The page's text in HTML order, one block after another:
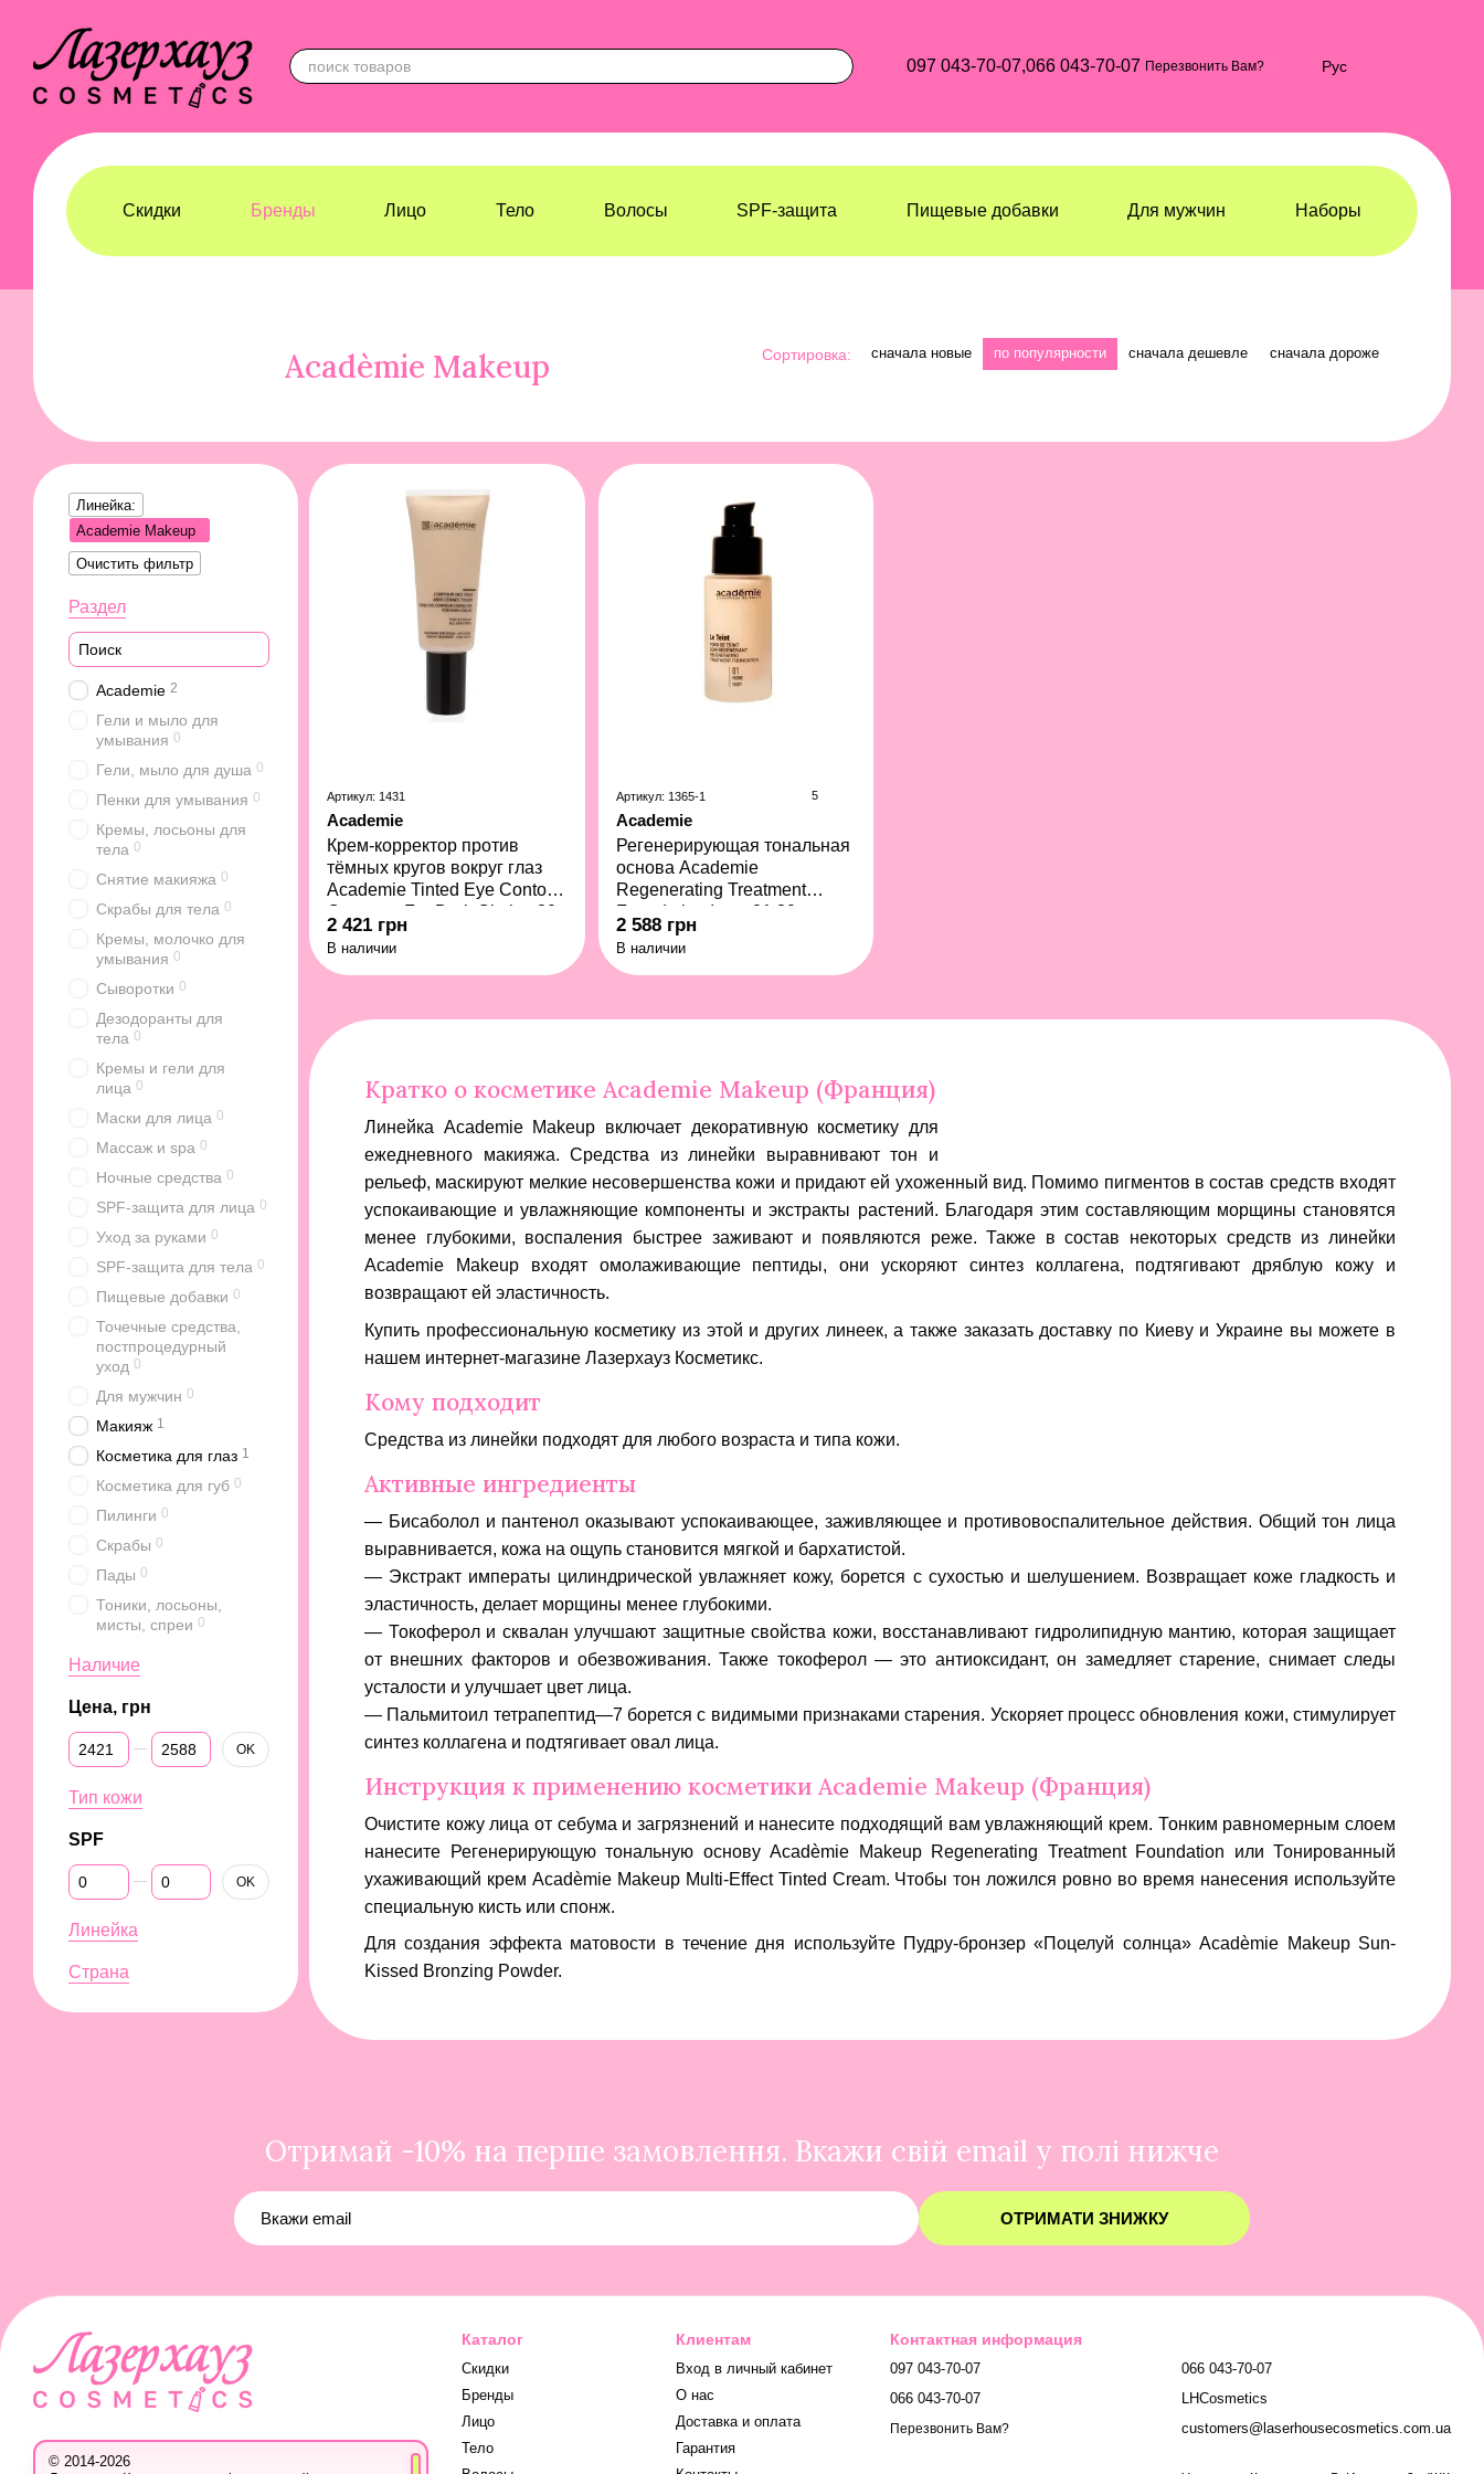
097 043-70-07,066 043-70-07 Перезвонить Вам? Рус
Скидки Бренды Лицо Тело Волосы SPF-защита Пищевые добавки Для мужчин Наборы
Acadèmie Makeup Сортировка: сначала новые по популярности сначала дешевле сначала дороже
Кратко о косметике Academie Makeup (Франция)
Линейка Academie Makeup включает декоративную косметику для
ежедневного макияжа. Средства из линейки выравнивают тон и
рельеф, маскируют мелкие несовершенства кожи и придают ей ухоженный вид. Помимо пигментов в состав средств входят
успокаивающие и увлажняющие компоненты и экстракты растений. Благодаря этим составляющим морщины становятся
менее глубокими, воспаления быстрее заживают и появляются реже. Также в состав некоторых средств из линейки
Academie Makeup входят омолаживающие пептиды, они ускоряют синтез коллагена, подтягивают дряблую кожу и
возвращают ей эластичность.
Купить профессиональную косметику из этой и других линеек, а также заказать доставку по Киеву и Украине вы можете в
нашем интернет-магазине Лазерхауз Косметикс.
Кому подходит
Средства из линейки подходят для любого возраста и типа кожи.
Активные ингредиенты
— Бисаболол и пантенол оказывают успокаивающее, заживляющее и противовоспалительное действия. Общий тон лица
выравнивается, кожа на ощупь становится мягкой и бархатистой.
— Экстракт императы цилиндрической увлажняет кожу, борется с сухостью и шелушением. Возвращает коже гладкость и
эластичность, делает морщины менее глубокими.
— Токоферол и сквалан улучшают защитные свойства кожи, восстанавливают гидролипидную мантию, которая защищает
от внешних факторов и обезвоживания. Также токоферол — это антиоксидант, он замедляет старение, снимает следы
усталости и улучшает цвет лица.
— Пальмитоил тетрапептид—7 борется с видимыми признаками старения. Ускоряет процесс обновления кожи, стимулирует
синтез коллагена и подтягивает овал лица.
Инструкция к применению косметики Academie Makeup (Франция)
Очистите кожу лица от себума и загрязнений и нанесите подходящий вам увлажняющий крем. Тонким равномерным слоем
нанесите
Регенерирующую тональную основу Acadèmie Makeup Regenerating Treatment Foundation или Тонированный
ухаживающий крем Acadèmie Makeup Multi-Effect Tinted Cream. Чтобы тон ложился ровно во время нанесения используйте
специальную кисть или спонж.
Для создания эффекта матовости в течение дня используйте Пудру-бронзер «Поцелуй солнца» Acadèmie Makeup Sun-
Kissed Bronzing Powder.
Артикул: 1431
Academie
Крем-корректор против
тёмных кругов вокруг глаз
Academie Tinted Eye Contour
Corrector For Dark Circles 20
мл
2 421 грн
В наличии
Артикул: 1365-1 5
Academie
Регенерирующая тональная
основа Academie
Regenerating Treatment
Foundation Ivory 01 30 мл
2 588 грн
В наличии
Линейка:
Academie Makeup
Очистить фильтр
Раздел
Academie 2
Гели и мыло для
умывания 0
Гели, мыло для душа 0
Пенки для умывания 0
Кремы, лосьоны для
тела 0
Снятие макияжа 0
Скрабы для тела 0
Кремы, молочко для
умывания 0
Сыворотки 0
Дезодоранты для
тела 0
Кремы и гели для
лица 0
Маски для лица 0
Массаж и spa 0
Ночные средства 0
SPF-защита для лица 0
Уход за руками 0
SPF-защита для тела 0
Пищевые добавки 0
Точечные средства,
постпроцедурный
уход 0
Для мужчин 0
Макияж 1
Косметика для глаз 1
Косметика для губ 0
Пилинги 0
Скрабы 0
Пады 0
Тоники, лосьоны,
мисты, спреи 0
Наличие
Цена, грн
От Цена, грн
До Цена, грн OK
Тип кожи
SPF
От SPF
До SPF OK
Линейка
Страна
Отримай -10% на перше замовлення. Вкажи свій email у полі нижче
ОТРИМАТИ ЗНИЖКУ
© 2014-2026
Каталог
Скидки
Бренды
Лицо
Тело
Клиентам
Вход в личный кабинет
О нас
Доставка и оплата
Гарантия
Контактная информация
097 043-70-07
066 043-70-07
Перезвонить Вам?
066 043-70-07
LHCosmetics
customers@laserhousecosmetics.com.ua